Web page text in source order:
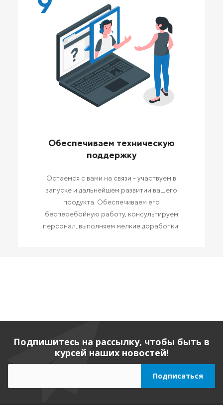
Обеспечиваем техническую
поддержку
Остаемся с вами на связи - участвуем в
запуске и дальнейшем развитии вашего
продукта. Обеспечиваем его
бесперебойную работу, консультируем
персонал, выполняем мелкие доработки.
Подпишитесь на рассылку, чтобы быть в
курсей наших новостей!